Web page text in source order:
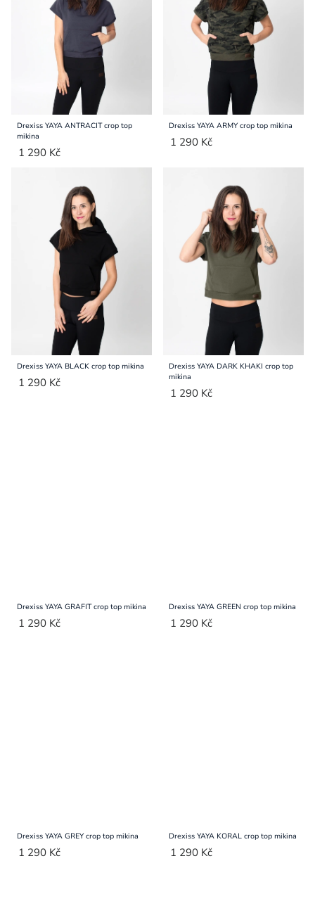
Přihlášení
Drexiss YAYA ANTRACIT crop top
mikina
1 290 Kč
Drexiss YAYA ARMY crop top mikina
1 290 Kč
Drexiss YAYA BLACK crop top mikina
1 290 Kč
Drexiss YAYA DARK KHAKI crop top
mikina
1 290 Kč
Drexiss YAYA GRAFIT crop top mikina
1 290 Kč
Drexiss YAYA GREEN crop top mikina
1 290 Kč
Drexiss YAYA GREY crop top mikina
1 290 Kč
Drexiss YAYA KORAL crop top mikina
1 290 Kč